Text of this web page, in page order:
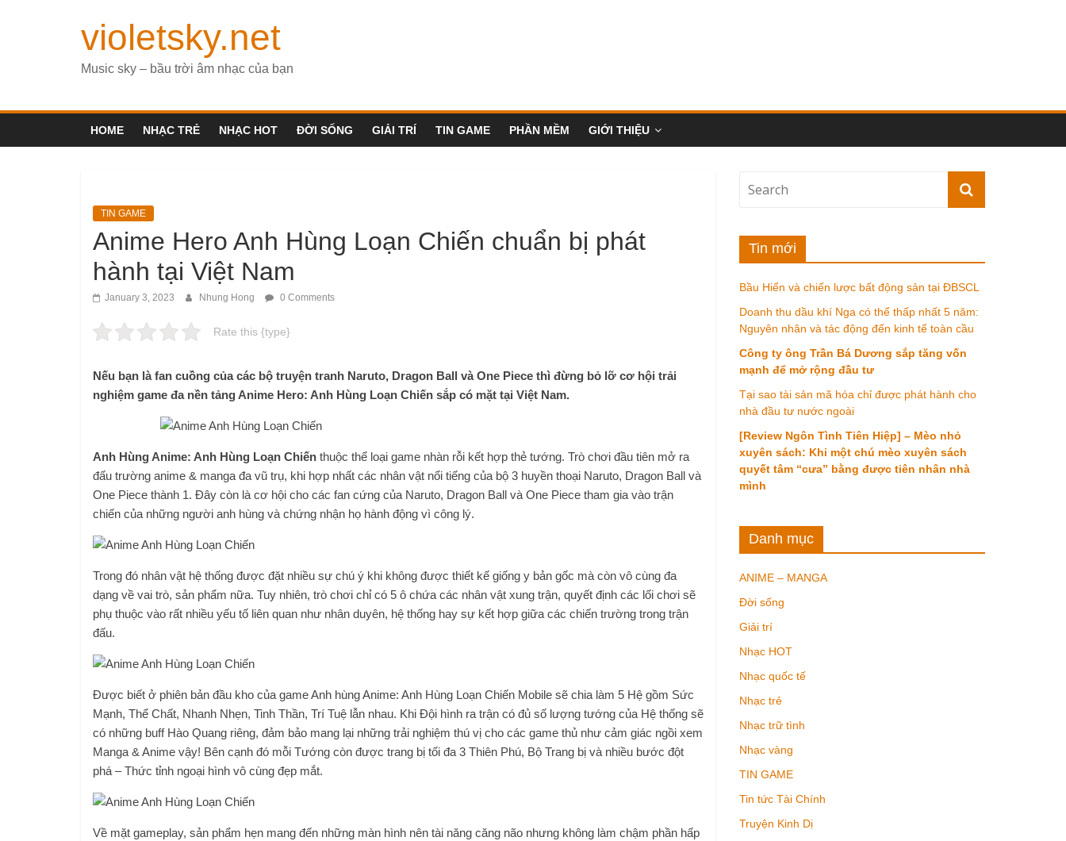
violetsky.net
Music sky – bầu trời âm nhạc của bạn
HOME NHẠC TRẺ NHẠC HOT ĐỜI SỐNG GIẢI TRÍ TIN GAME PHẦN MỀM GIỚI THIỆU
TIN GAME
Anime Hero Anh Hùng Loạn Chiến chuẩn bị phát
hành tại Việt Nam
January 3, 2023 Nhung Hong 0 Comments
Rate this {type}
Nếu bạn là fan cuồng của các bộ truyện tranh Naruto, Dragon Ball và One Piece thì đừng bỏ lỡ cơ hội trải
nghiệm game đa nền tảng Anime Hero: Anh Hùng Loạn Chiến sắp có mặt tại Việt Nam.
Anh Hùng Anime: Anh Hùng Loạn Chiến thuộc thể loại game nhàn rỗi kết hợp thẻ tướng. Trò chơi đầu tiên mở ra
đấu trường anime & manga đa vũ trụ, khi hợp nhất các nhân vật nổi tiếng của bộ 3 huyền thoại Naruto, Dragon Ball và
One Piece thành 1. Đây còn là cơ hội cho các fan cứng của Naruto, Dragon Ball và One Piece tham gia vào trận
chiến của những người anh hùng và chứng nhận họ hành động vì công lý.
Trong đó nhân vật hệ thống được đặt nhiều sự chú ý khi không được thiết kế giống y bản gốc mà còn vô cùng đa
dạng về vai trò, sản phẩm nữa. Tuy nhiên, trò chơi chỉ có 5 ô chứa các nhân vật xung trận, quyết định các lối chơi sẽ
phụ thuộc vào rất nhiều yếu tố liên quan như nhân duyên, hệ thống hay sự kết hợp giữa các chiến trường trong trận
đấu.
Được biết ở phiên bản đầu kho của game Anh hùng Anime: Anh Hùng Loạn Chiến Mobile sẽ chia làm 5 Hệ gồm Sức
Mạnh, Thể Chất, Nhanh Nhẹn, Tinh Thần, Trí Tuệ lẫn nhau. Khi Đội hình ra trận có đủ số lượng tướng của Hệ thống sẽ
có những buff Hào Quang riêng, đảm bảo mang lại những trải nghiệm thú vị cho các game thủ như cảm giác ngồi xem
Manga & Anime vậy! Bên cạnh đó mỗi Tướng còn được trang bị tối đa 3 Thiên Phú, Bộ Trang bị và nhiều bước đột
phá – Thức tỉnh ngoại hình vô cùng đẹp mắt.
Về mặt gameplay, sản phẩm hẹn mang đến những màn hình nên tài năng căng não nhưng không làm chậm phần hấp
Tin mới
Bầu Hiển và chiến lược bất động sản tại ĐBSCL
Doanh thu dầu khí Nga có thể thấp nhất 5 năm:
Nguyên nhân và tác động đến kinh tế toàn cầu
Công ty ông Trần Bá Dương sắp tăng vốn
mạnh để mở rộng đầu tư
Tại sao tài sản mã hóa chỉ được phát hành cho
nhà đầu tư nước ngoài
[Review Ngôn Tình Tiên Hiệp] – Mèo nhỏ
xuyên sách: Khi một chú mèo xuyên sách
quyết tâm “cưa” bằng được tiên nhân nhà
mình
Danh mục
ANIME – MANGA
Đời sống
Giải trí
Nhạc HOT
Nhạc quốc tế
Nhạc trẻ
Nhạc trữ tình
Nhạc vàng
TIN GAME
Tin tức Tài Chính
Truyện Kinh Dị